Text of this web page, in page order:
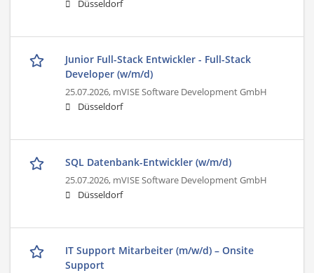
Düsseldorf
Junior Full-Stack Entwickler - Full-Stack
Developer (w/m/d)
25.07.2026, mVISE Software Development GmbH
Düsseldorf
SQL Datenbank-Entwickler (w/m/d)
25.07.2026, mVISE Software Development GmbH
Düsseldorf
IT Support Mitarbeiter (m/w/d) – Onsite
Support